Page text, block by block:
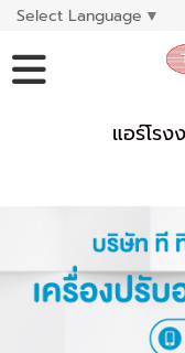
Select Language ▼
แอร์โร